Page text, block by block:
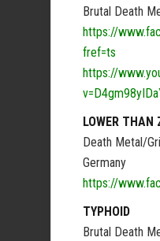
Brutal Death
https://
fref=ts
https://
LOWER THAN
Death Metal/
Germany
https://
TYPHOID
Brutal Death